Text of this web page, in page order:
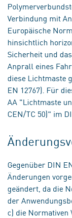
Verbindung mit
Europäische
hinsichtlich
Sicherheit und
Anprall eines
diese Lichtmaste
EN 12767). Für
AA "Lichtmaste
CEN/TC 50)" im
Gegenüber DIN
Änderungen
geändert, da die
der
c) die